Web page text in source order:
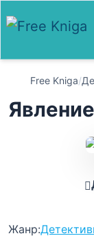
Free Kniga/
Жанр: